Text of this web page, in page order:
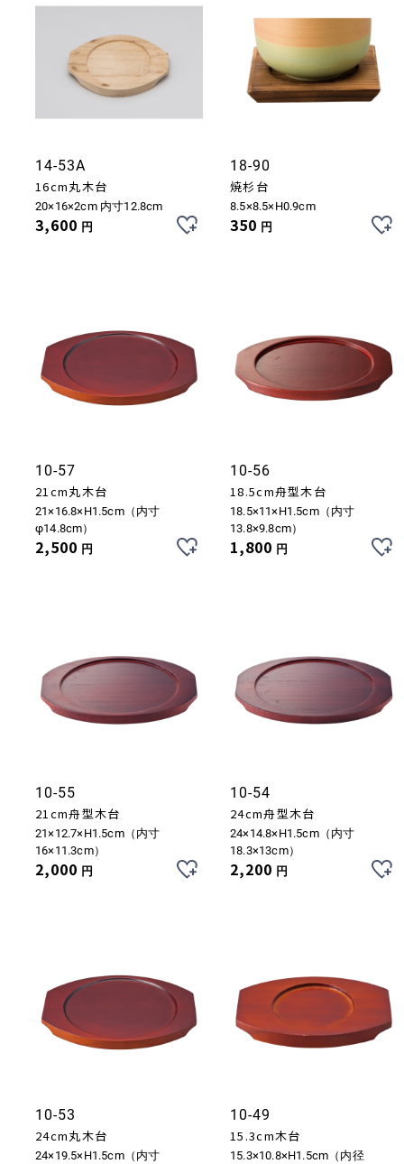
14-53A
16cm丸木台
20×16×2cm 内寸12.8cm
3,600 円
18-90
焼杉台
8.5×8.5×H0.9cm
350 円
10-57
21cm丸木台
21×16.8×H1.5cm（内寸
φ14.8cm）
2,500 円
10-56
18.5cm舟型木台
18.5×11×H1.5cm（内寸
13.8×9.8cm）
1,800 円
10-55
21cm舟型木台
21×12.7×H1.5cm（内寸
16×11.3cm）
2,000 円
10-54
24cm舟型木台
24×14.8×H1.5cm（内寸
18.3×13cm）
2,200 円
10-53
24cm丸木台
24×19.5×H1.5cm（内寸
10-49
15.3cm木台
15.3×10.8×H1.5cm（内径